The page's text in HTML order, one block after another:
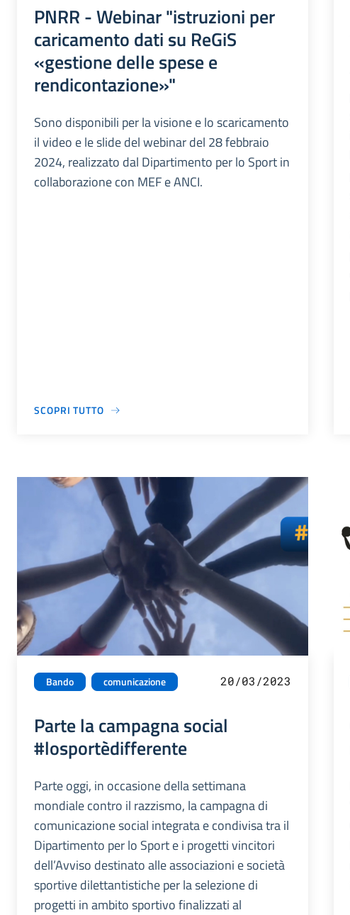
PNRR - Webinar "istruzioni per
caricamento dati su ReGiS
«gestione delle spese e
rendicontazione»"
Sono disponibili per la visione e lo scaricamento
il video e le slide del webinar del 28 febbraio
2024, realizzato dal Dipartimento per lo Sport in
collaborazione con MEF e ANCI.
SCOPRI TUTTO
Bando comunicazione 20/03/2023
Parte la campagna social
#losportèdifferente
Parte oggi, in occasione della settimana
mondiale contro il razzismo, la campagna di
comunicazione social integrata e condivisa tra il
Dipartimento per lo Sport e i progetti vincitori
dell’Avviso destinato alle associazioni e società
sportive dilettantistiche per la selezione di
progetti in ambito sportivo finalizzati al